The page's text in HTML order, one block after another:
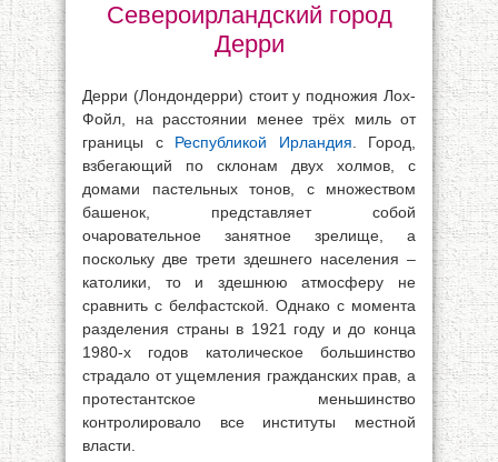
Североирландский город
Дерри
Дерри (Лондондерри) стоит у подножия Лох-
Фойл, на расстоянии менее трёх миль от
границы с Республикой Ирландия. Город,
взбегающий по склонам двух холмов, с
домами пастельных тонов, с множеством
башенок, представляет собой
очаровательное занятное зрелище, а
поскольку две трети здешнего населения –
католики, то и здешнюю атмосферу не
сравнить с белфастской. Однако с момента
разделения страны в 1921 году и до конца
1980-х годов католическое большинство
страдало от ущемления гражданских прав, а
протестантское меньшинство
контролировало все институты местной
власти.